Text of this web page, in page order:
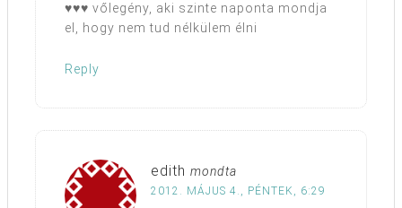
♥♥♥ vőlegény, aki szinte naponta mondja
el, hogy nem tud nélkülem élni
Reply
edith mondta
2012. MÁJUS 4., PÉNTEK, 6:29